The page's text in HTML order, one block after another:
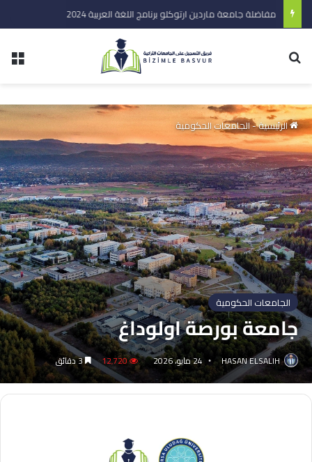
مفاضلة جامعة ماردين ارتوكلو برنامج اللغة العربية 2024
الرئيسية-الجامعات الحكومية
الجامعات الحكومية
جامعة بورصة اولوداغ
HASAN ELSALIH 24 مايو، 2026 12٬720 3 دقائق